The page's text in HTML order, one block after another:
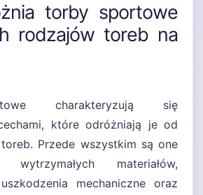
torby sportowe
rodzajów toreb na
charakteryzują się
które odróżniają je od
Przede wszystkim są one
materiałów,
mechaniczne oraz